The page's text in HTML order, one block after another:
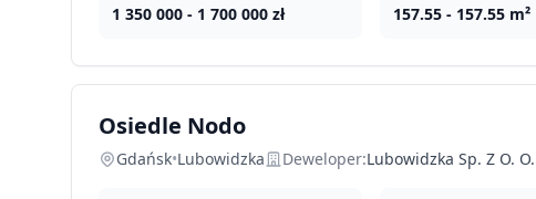
1 350 000 - 1 700 000 zł 157.55 - 157.55 m²
Osiedle Nodo
Gdańsk•Lubowidzka Deweloper:Lubowidzka Sp. Z O. O.